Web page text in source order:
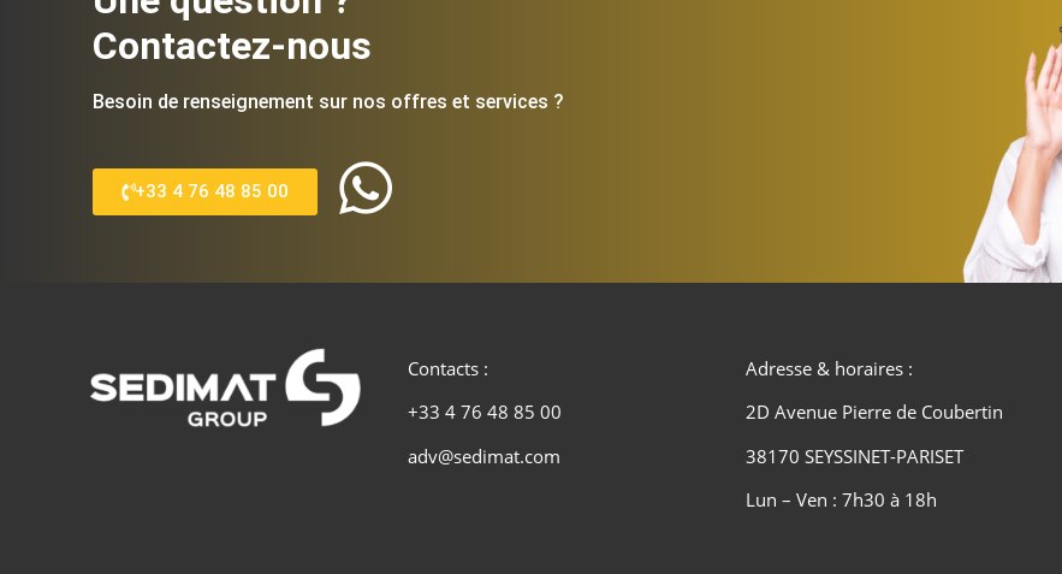
Contactez-nous
Besoin de renseignement sur nos offres et services ?
+33 4 76 48 85 00
Contacts :
+33 4 76 48 85 00
adv@sedimat.com
Adresse & horaires :
2D Avenue Pierre de Coubertin
38170 SEYSSINET-PARISET
Lun – Ven : 7h30 à 18h